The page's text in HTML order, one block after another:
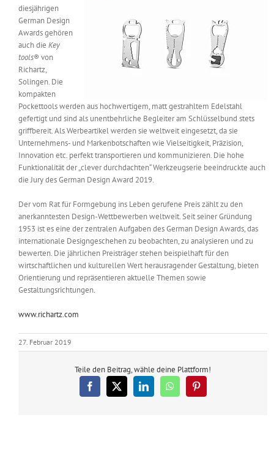
Kontakt
Messen & Events
Unternehmen
Interviews
Wissen
Product Guide
Jobshop
Suche
nach:
diesjährigen
German Design
Awards gehören
auch die Key
tools® von
Richartz,
Solingen. Die
kompakten
Pockettools werden aus hochwertigem, matt gestrahltem Edelstahl
gefertigt und sind als unentbehrliche Begleiter am Schlüsselbund stets
griffbereit. Als Werbeartikel werden sie weltweit eingesetzt, da sie
Unternehmens- und Markenbotschaften wie Vielseitigkeit, Präzision,
Innovation etc. perfekt transportieren und kommunizieren. Die hohe
Funktionalität der „clever durchdachten“ Werkzeugserie beeindruckte auch
die Jury des German Design Award 2019.
Der vom Rat für Formgebung ins Leben gerufene Preis zählt zu den
anerkanntesten Design-Wettbewerben weltweit. Seit seiner Gründung
1953 ist es eine der zentralen Aufgaben des German Design Awards, das
internationale Designgeschehen zu beobachten, zu analysieren und zu
bewerten. Die jährlichen Preisträger stehen beispielhaft für den
wirtschaftlichen und kulturellen Wert herausragender Gestaltung, bieten
Orientierung und repräsentieren aktuelle Themen sowie
Gestaltungsrichtungen.
www.richartz.com
27. Februar 2019
Teile den Beitrag, wähle deine Plattform!
Facebook
X LinkedInWhatsAppPinterest